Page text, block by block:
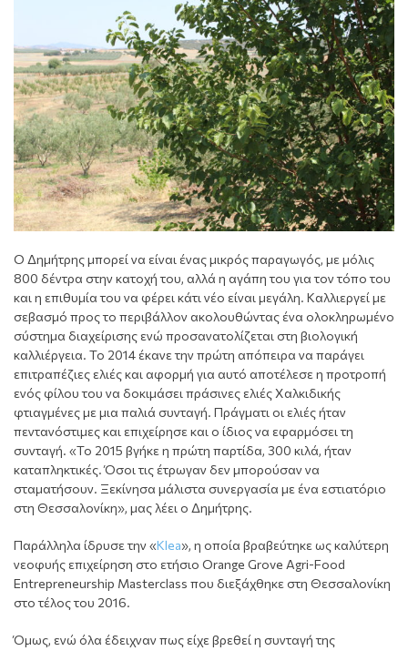
Ο Δημήτρης μπορεί να είναι ένας μικρός παραγωγός, με μόλις
800 δέντρα στην κατοχή του, αλλά η αγάπη του για τον τόπο του
και η επιθυμία του να φέρει κάτι νέο είναι μεγάλη. Καλλιεργεί με
σεβασμό προς το περιβάλλον ακολουθώντας ένα ολοκληρωμένο
σύστημα διαχείρισης ενώ προσανατολίζεται στη βιολογική
καλλιέργεια. Το 2014 έκανε την πρώτη απόπειρα να παράγει
επιτραπέζιες ελιές και αφορμή για αυτό αποτέλεσε η προτροπή
ενός φίλου του να δοκιμάσει πράσινες ελιές Χαλκιδικής
φτιαγμένες με μια παλιά συνταγή. Πράγματι οι ελιές ήταν
πεντανόστιμες και επιχείρησε και ο ίδιος να εφαρμόσει τη
συνταγή. «Το 2015 βγήκε η πρώτη παρτίδα, 300 κιλά, ήταν
καταπληκτικές. Όσοι τις έτρωγαν δεν μπορούσαν να
σταματήσουν. Ξεκίνησα μάλιστα συνεργασία με ένα εστιατόριο
στη Θεσσαλονίκη», μας λέει ο Δημήτρης.
Παράλληλα ίδρυσε την «Klea», η οποία βραβεύτηκε ως καλύτερη
νεοφυής επιχείρηση στο ετήσιο Orange Grove Agri-Food
Entrepreneurship Masterclass που διεξάχθηκε στη Θεσσαλονίκη
στο τέλος του 2016.
Όμως, ενώ όλα έδειχναν πως είχε βρεθεί η συνταγή της